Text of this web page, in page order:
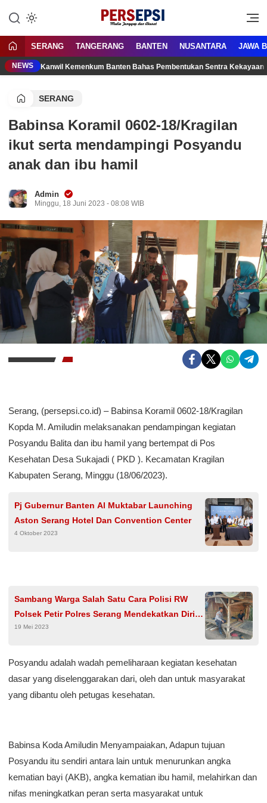
konten
Persepsi.co.id
Media Tanggap Dan Akurat
SERANG TANGERANG BANTEN NUSANTARA JAWA
NEWS Kanwil Kemenkum Banten Bahas Pembentukan Sentra
SERANG
Babinsa Koramil 0602-18/Kragilan
ikut serta mendampingi Posyandu
anak dan ibu hamil
Admin
Minggu, 18 Juni 2023 - 08:08 WIB
Serang, (persepsi.co.id) – Babinsa Koramil 0602-18/Kragilan
Kopda M. Amiludin melaksanakan pendampingan kegiatan
Posyandu Balita dan ibu hamil yang bertempat di Pos
Kesehatan Desa Sukajadi ( PKD ). Kecamatan Kragilan
Kabupaten Serang, Minggu (18/06/2023).
Pj Gubernur Banten Al Muktabar Launching
Aston Serang Hotel Dan Convention Center
4 Oktober 2023
Sambang Warga Salah Satu Cara Polisi RW
Polsek Petir Polres Serang Mendekatkan Diri
Dengan Warga Binaan
19 Mei 2023
Posyandu adalah wadah pemeliharaan kegiatan kesehatan
dasar yang diselenggarakan dari, oleh dan untuk masyarakat
yang dibantu oleh petugas kesehatan.
Babinsa Koda Amiludin Menyampaiakan, Adapun tujuan
Posyandu itu sendiri antara lain untuk menurunkan angka
kematian bayi (AKB), angka kematian ibu hamil, melahirkan dan
nifas meningkatkan peran serta masyarakat untuk